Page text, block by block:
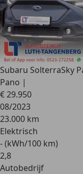
Subaru SolterraSky
Pano |
€ 29.950
08/2023
23.000 km
Elektrisch
- (kWh/100 km)
2,8
Autobedrijf